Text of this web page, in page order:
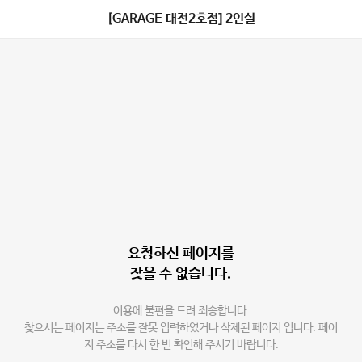
[GARAGE 대전2호점] 2인실
요청하신 페이지를
찾을 수 없습니다.
이용에 불편을 드려 죄송합니다.
찾으시는 페이지는 주소를 잘못 입력하였거나 삭제된 페이지 입니다. 페이
지 주소를 다시 한 번 확인해 주시기 바랍니다.